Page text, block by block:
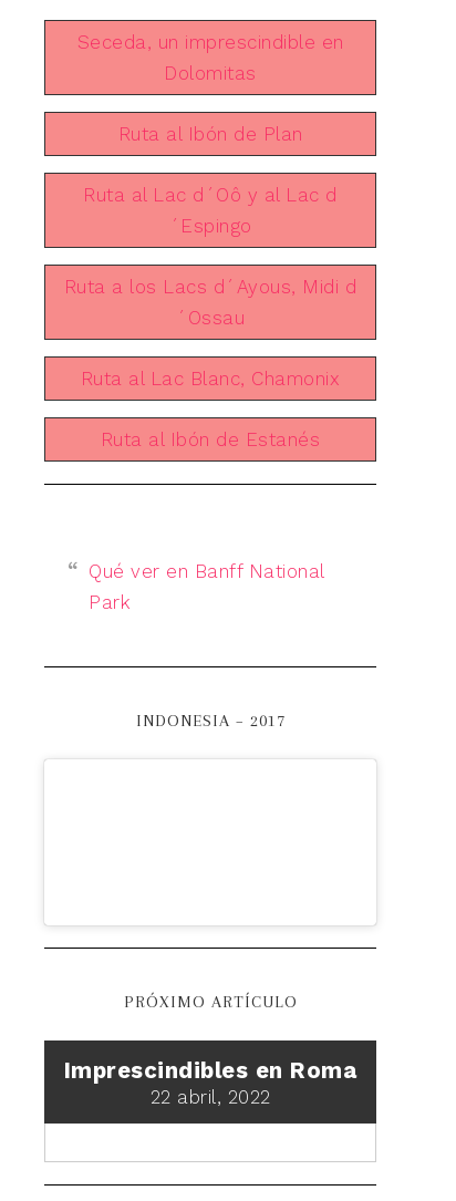
Seceda, un imprescindible en
Dolomitas
Ruta al Ibón de Plan
Ruta al Lac d´Oô y al Lac d
´Espingo
Ruta a los Lacs d´Ayous, Midi d
´Ossau
Ruta al Lac Blanc, Chamonix
Ruta al Ibón de Estanés
Qué ver en Banff National
Park
INDONESIA – 2017
PRÓXIMO ARTÍCULO
Imprescindibles en Roma
22 abril, 2022